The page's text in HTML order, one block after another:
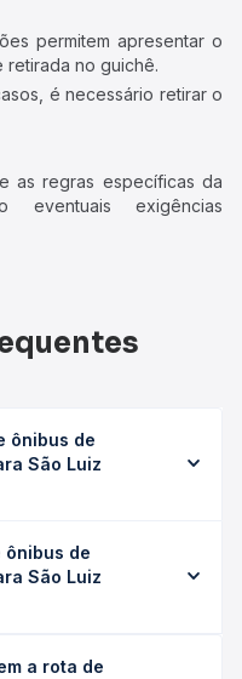
permitem apresentar o
retirada no guichê.
é necessário retirar o
as regras específicas da
eventuais exigências
ônibus de
São Luiz
5h 5min, podendo
serviço (convencional,
de tráfego. Na Quero
ônibus de
São Luiz
RS custa em média R$
a rota de